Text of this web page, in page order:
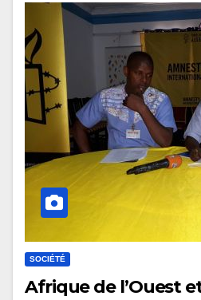
SOCIÉTÉ
Afrique de l’Ouest